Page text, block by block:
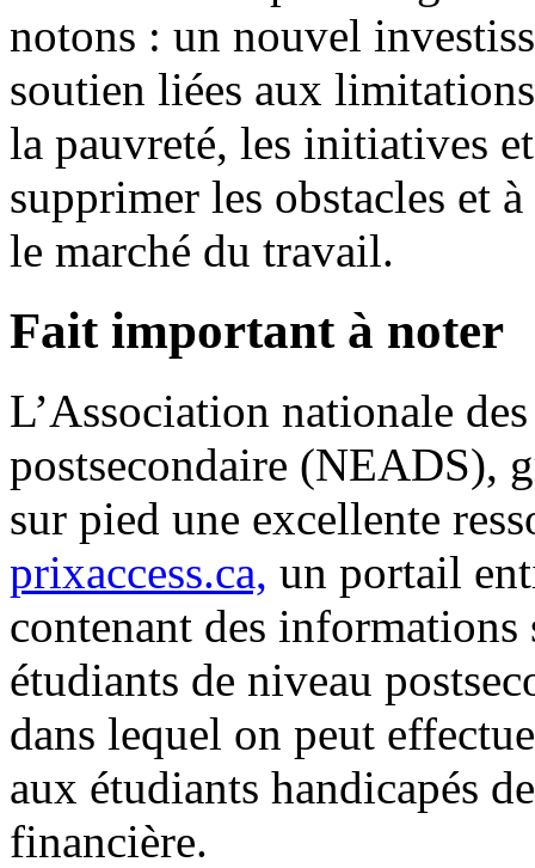
notons : un nouvel
soutien liées aux
la pauvreté, les initiatives
supprimer les obstacles et
le marché du travail.
Fait important à noter
L’Association nationale
postsecondaire (NEADS),
sur pied une excellente
prixaccess.ca, un portail
contenant des
étudiants de niveau
dans lequel on peut
aux étudiants handicapés
financière.